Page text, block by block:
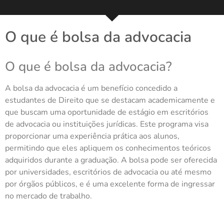
O que é bolsa da advocacia
O que é bolsa da advocacia?
A bolsa da advocacia é um benefício concedido a
estudantes de Direito que se destacam academicamente e
que buscam uma oportunidade de estágio em escritórios
de advocacia ou instituições jurídicas. Este programa visa
proporcionar uma experiência prática aos alunos,
permitindo que eles apliquem os conhecimentos teóricos
adquiridos durante a graduação. A bolsa pode ser oferecida
por universidades, escritórios de advocacia ou até mesmo
por órgãos públicos, e é uma excelente forma de ingressar
no mercado de trabalho.